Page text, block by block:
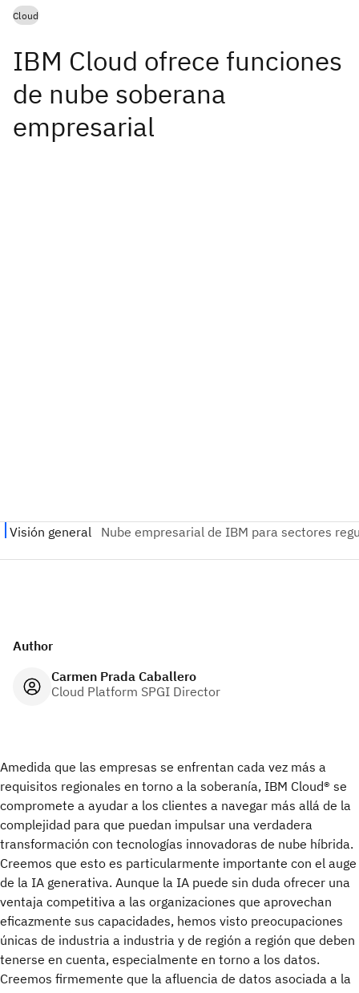
Cloud
IBM Cloud ofrece funciones
de nube soberana
empresarial
Author
Carmen Prada Caballero
Cloud Platform SPGI Director
Amedida que las empresas se enfrentan cada vez más a
requisitos regionales en torno a la soberanía, IBM Cloud® se
compromete a ayudar a los clientes a navegar más allá de la
complejidad para que puedan impulsar una verdadera
transformación con tecnologías innovadoras de nube híbrida.
Creemos que esto es particularmente importante con el auge
de la IA generativa. Aunque la IA puede sin duda ofrecer una
ventaja competitiva a las organizaciones que aprovechan
eficazmente sus capacidades, hemos visto preocupaciones
únicas de industria a industria y de región a región que deben
tenerse en cuenta, especialmente en torno a los datos.
Creemos firmemente que la afluencia de datos asociada a la